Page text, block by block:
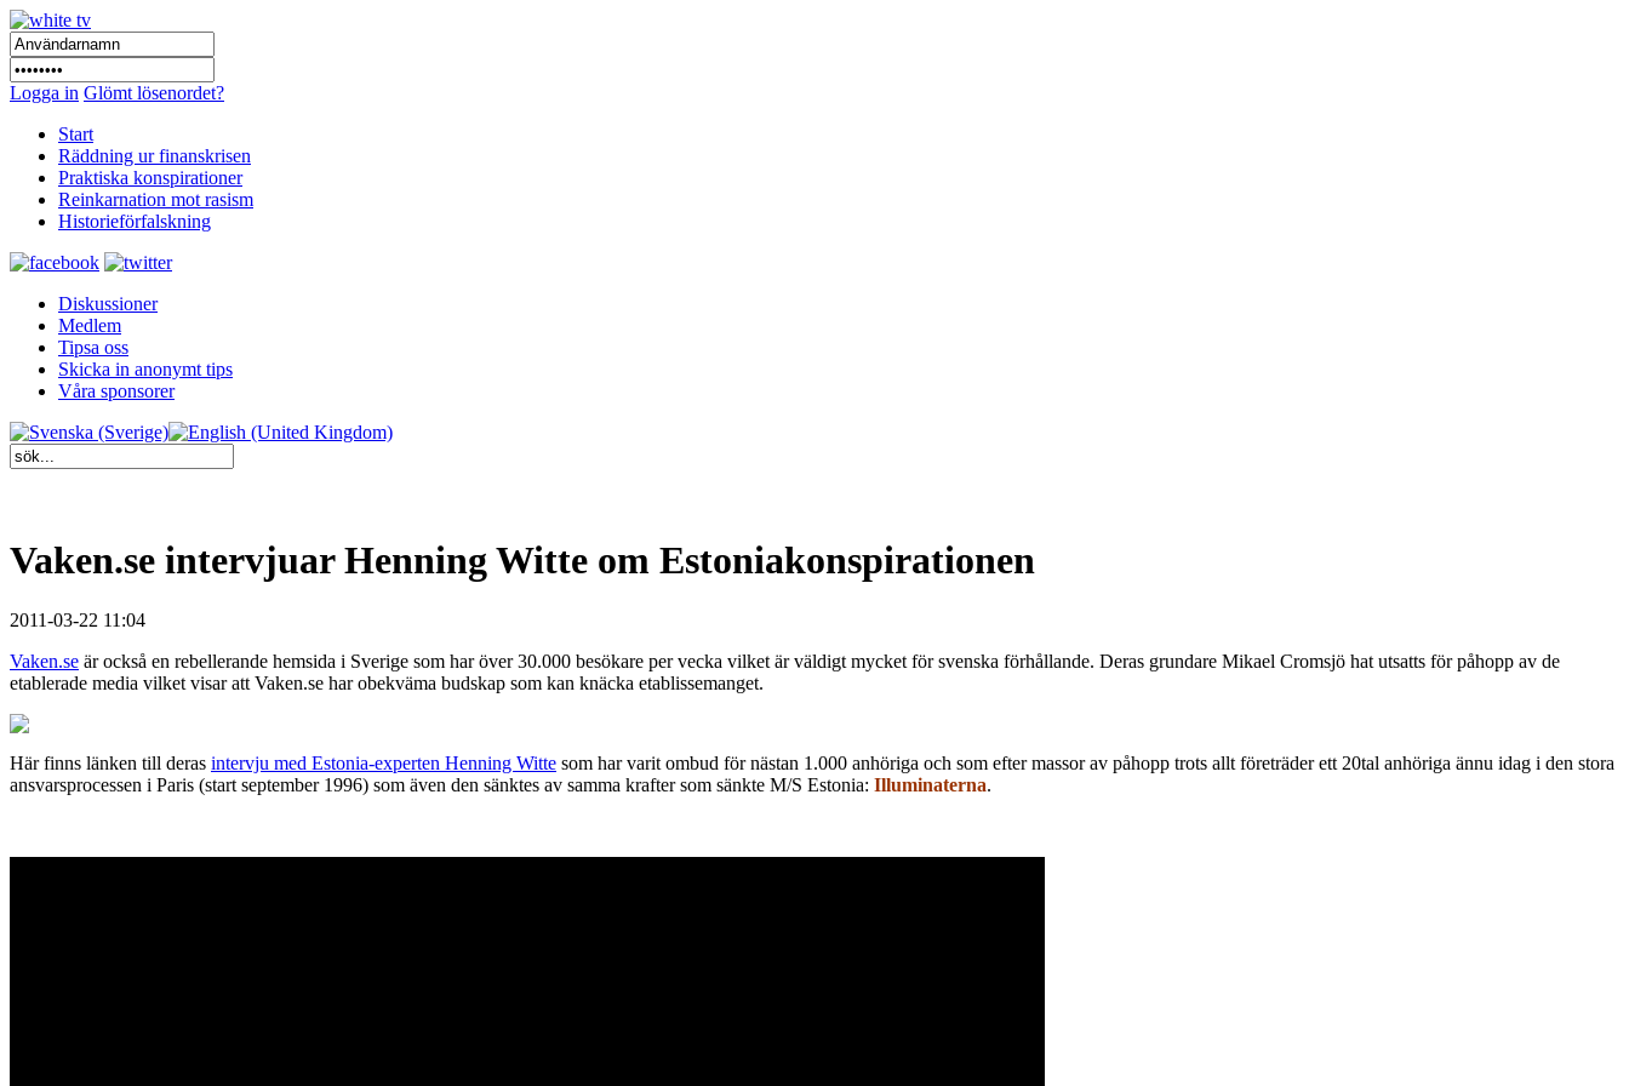
Logga in Glömt lösenordet?
Start
Räddning ur finanskrisen
Praktiska konspirationer
Reinkarnation mot rasism
Historieförfalskning
Diskussioner
Medlem
Tipsa oss
Skicka in anonymt tips
Våra sponsorer
Vaken.se intervjuar Henning Witte om Estoniakonspirationen
2011-03-22 11:04
Vaken.se är också en rebellerande hemsida i Sverige som har över 30.000 besökare per vecka vilket är väldigt mycket för svenska förhållande. Deras grundare Mikael Cromsjö hat utsatts för påhopp av de
etablerade media vilket visar att Vaken.se har obekväma budskap som kan knäcka etablissemanget.
Här finns länken till deras intervju med Estonia-experten Henning Witte som har varit ombud för nästan 1.000 anhöriga och som efter massor av påhopp trots allt företräder ett 20tal anhöriga ännu idag i den stora
ansvarsprocessen i Paris (start september 1996) som även den sänktes av samma krafter som sänkte M/S Estonia: Illuminaterna.